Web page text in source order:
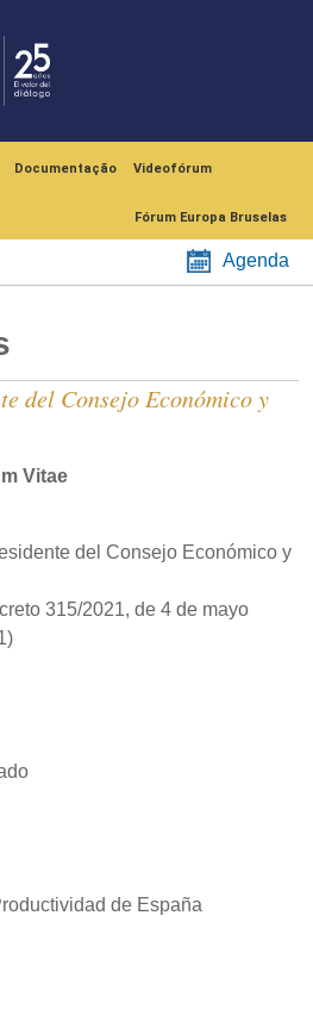
Documentação Videofórum
Fórum Europa Bruselas
Agenda
del Consejo Económico y
Vitae
del Consejo Económico y
315/2021, de 4 de mayo
de España